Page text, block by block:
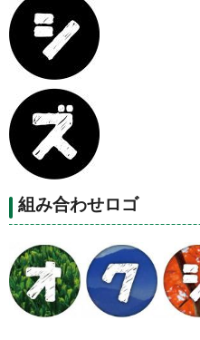
組み合わせロゴ